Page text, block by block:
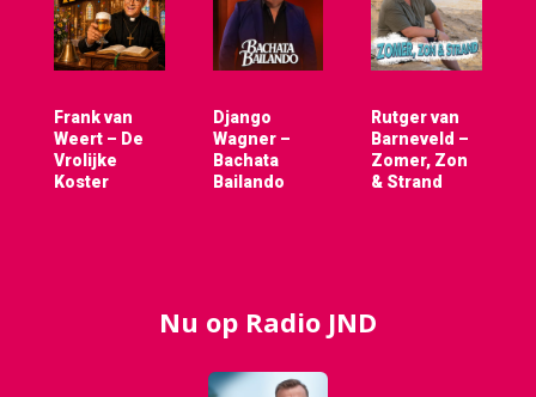
Frank van
Weert – De
Vrolijke
Koster
Django
Wagner –
Bachata
Bailando
Rutger van
Barneveld –
Zomer, Zon
& Strand
Nu op Radio JND